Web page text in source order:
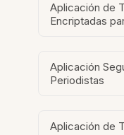
Aplicación de
Encriptadas
Aplicación
Periodistas
Aplicación de